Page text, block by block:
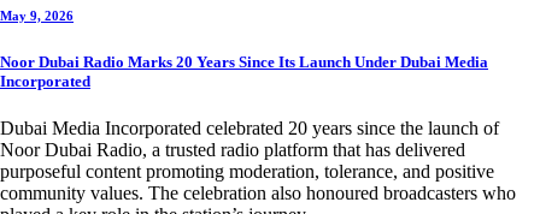
May 9, 2026
Noor Dubai Radio Marks 20 Years Since Its Launch Under Dubai Media
Incorporated
Dubai Media Incorporated celebrated 20 years since the launch of
Noor Dubai Radio, a trusted radio platform that has delivered
purposeful content promoting moderation, tolerance, and positive
community values. The celebration also honoured broadcasters who